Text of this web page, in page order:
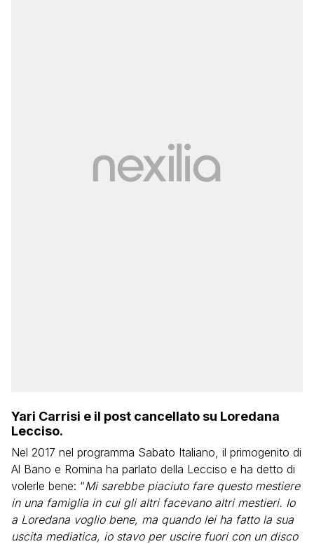
Yari Carrisi e il post cancellato su Loredana
Lecciso.
Nel 2017 nel programma Sabato Italiano, il primogenito di
Al Bano e Romina ha parlato della Lecciso e ha detto di
volerle bene: “Mi sarebbe piaciuto fare questo mestiere
in una famiglia in cui gli altri facevano altri mestieri. Io
a Loredana voglio bene, ma quando lei ha fatto la sua
uscita mediatica, io stavo per uscire fuori con un disco